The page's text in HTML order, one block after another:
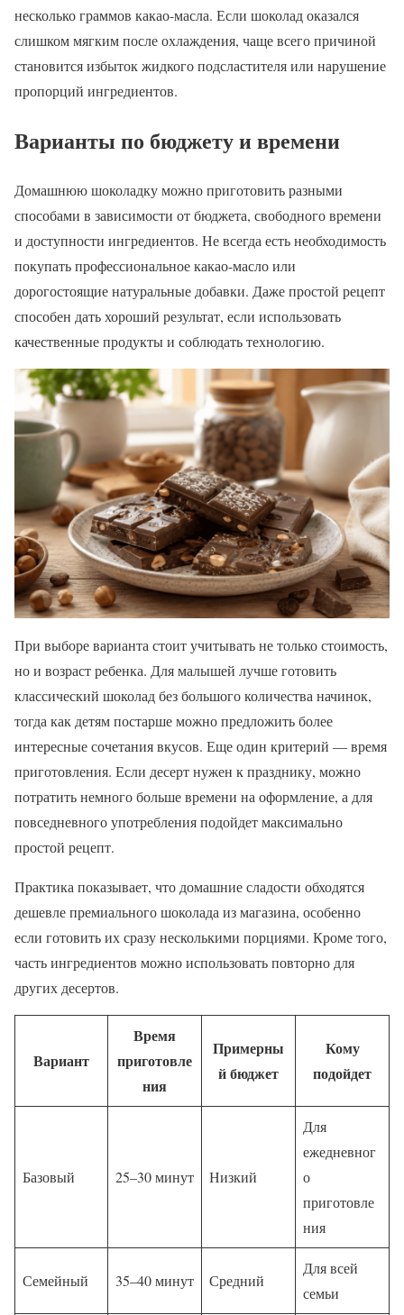
несколько граммов какао-масла. Если шоколад оказался
слишком мягким после охлаждения, чаще всего причиной
становится избыток жидкого подсластителя или нарушение
пропорций ингредиентов.
Варианты по бюджету и времени
Домашнюю шоколадку можно приготовить разными
способами в зависимости от бюджета, свободного времени
и доступности ингредиентов. Не всегда есть необходимость
покупать профессиональное какао-масло или
дорогостоящие натуральные добавки. Даже простой рецепт
способен дать хороший результат, если использовать
качественные продукты и соблюдать технологию.
При выборе варианта стоит учитывать не только стоимость,
но и возраст ребенка. Для малышей лучше готовить
классический шоколад без большого количества начинок,
тогда как детям постарше можно предложить более
интересные сочетания вкусов. Еще один критерий — время
приготовления. Если десерт нужен к празднику, можно
потратить немного больше времени на оформление, а для
повседневного употребления подойдет максимально
простой рецепт.
Практика показывает, что домашние сладости обходятся
дешевле премиального шоколада из магазина, особенно
если готовить их сразу несколькими порциями. Кроме того,
часть ингредиентов можно использовать повторно для
других десертов.
Вариант
Время
приготовле
ния
Примерны
й бюджет
Кому
подойдет
Базовый 25–30 минут Низкий
Для
ежедневног
о
приготовле
ния
Семейный 35–40 минут Средний
Для всей
семьи